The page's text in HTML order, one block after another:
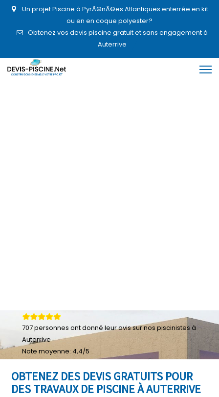
Un projet Piscine à PyrÃ©nÃ©es Atlantiques enterrée en kit
ou en en coque polyester?
Obtenez vos devis piscine gratuit et sans engagement à
Auterrive
OBTENEZ DES DEVIS GRATUITS POUR
DES TRAVAUX DE PISCINE À AUTERRIVE
707personnes ont donné leuravis sur nos piscinistes à
Auterrive
Note moyenne: 4,4/5